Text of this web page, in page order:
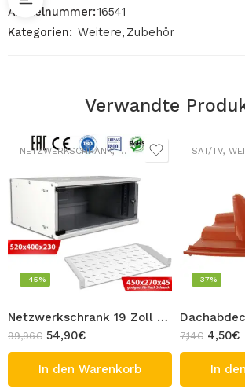
Artikelnummer:16541
Kategorien: Weitere, Zubehör
Verwandte
NETZWERKSCHRANK,WEITERE ,ZUBEHÖR
Netzwerkschrank 19 Zoll 4HE mit Regal Server Wandschrank 19″ 4U Gehäuse mit Ablage Rack Cabinet SOHO
-45%
99,96€ 54,90€
In den Warenkorb
SAT/TV,
-37%
7,14€ 4,50€
In